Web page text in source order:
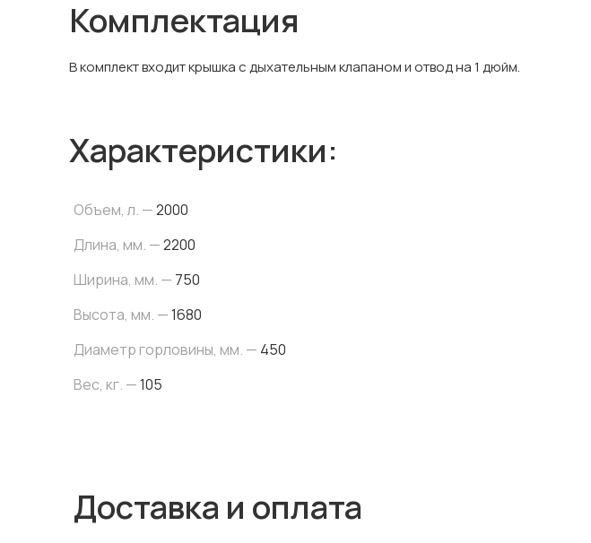
Комплектация
В комплект входит крышка с дыхательным клапаном и отвод на 1 дюйм.
Характеристики:
Объем, л. —2000
Длина, мм. —2200
Ширина, мм. — 750
Высота, мм. —1680
Диаметр горловины, мм. — 450
Вес, кг. —105
Доставка и оплата